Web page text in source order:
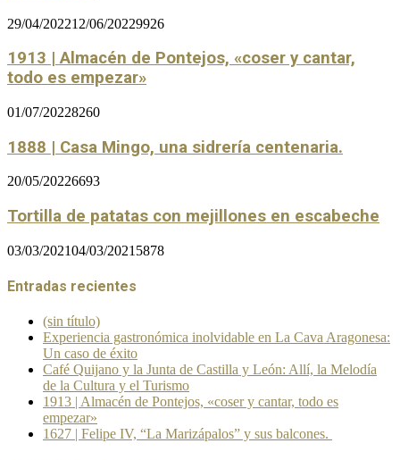
29/04/202212/06/20229926
1913 | Almacén de Pontejos, «coser y cantar,
todo es empezar»
01/07/20228260
1888 | Casa Mingo, una sidrería centenaria.
20/05/20226693
Tortilla de patatas con mejillones en escabeche
03/03/202104/03/2021 5878
Entradas recientes
(sin título)
Experiencia gastronómica inolvidable en La Cava Aragonesa:
Un caso de éxito
Café Quijano y la Junta de Castilla y León: Allí, la Melodía
de la Cultura y el Turismo
1913 | Almacén de Pontejos, «coser y cantar, todo es
empezar»
1627 | Felipe IV, “La Marizápalos” y sus balcones.